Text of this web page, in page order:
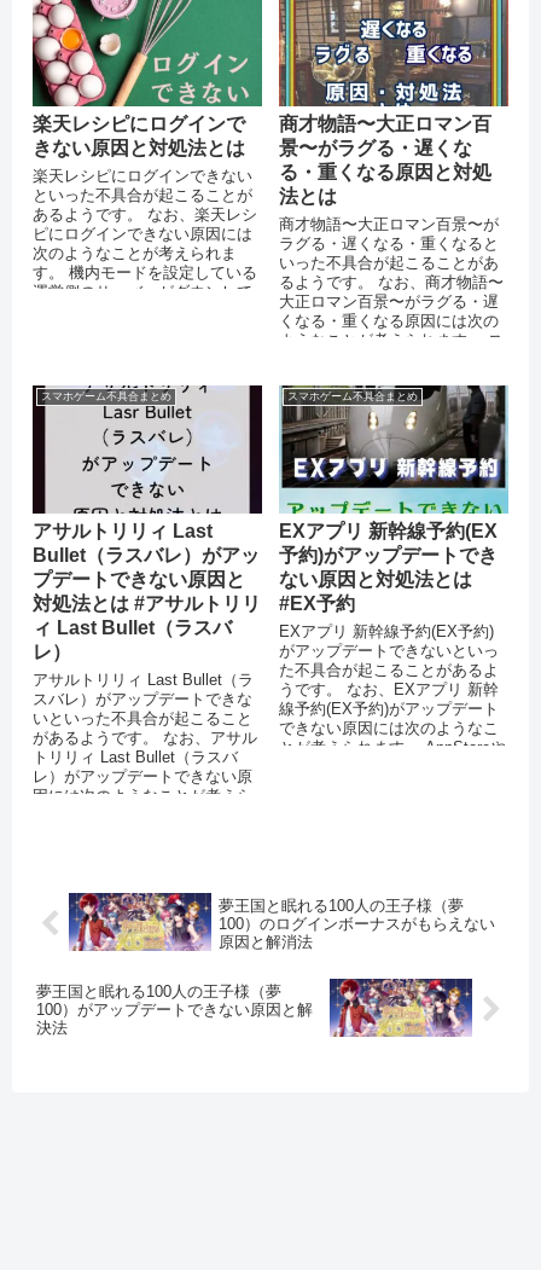
楽天レシピにログインで
きない原因と対処法とは
楽天レシピにログインできない
といった不具合が起こることが
あるようです。 なお、楽天レシ
ピにログインできない原因には
次のようなことが考えられま
す。 機内モードを設定している
運営側のサーバーがダウンして
商才物語〜大正ロマン百
景〜がラグる・遅くな
る・重くなる原因と対処
法とは
商才物語〜大正ロマン百景〜が
ラグる・遅くなる・重くなると
いった不具合が起こることがあ
るようです。 なお、商才物語〜
大正ロマン百景〜がラグる・遅
くなる・重くなる原因には次の
ようなことが考えられます。 ス
スマホゲーム不具合まとめ
アサルトリリィ Last
Bullet（ラスバレ）がアッ
プデートできない原因と
対処法とは #アサルトリリ
ィ Last Bullet（ラスバ
レ）
アサルトリリィ Last Bullet（ラ
スバレ）がアップデートできな
いといった不具合が起こること
があるようです。 なお、アサル
トリリィ Last Bullet（ラスバ
レ）がアップデートできない原
因には次のようなことが考えら
スマホゲーム不具合まとめ
EXアプリ 新幹線予約(EX
予約)がアップデートでき
ない原因と対処法とは
#EX予約
EXアプリ 新幹線予約(EX予約)
がアップデートできないといっ
た不具合が起こることがあるよ
うです。 なお、EXアプリ 新幹
線予約(EX予約)がアップデート
できない原因には次のようなこ
とが考えられます。 AppStoreや
夢王国と眠れる100人の王子様（夢
100）のログインボーナスがもらえない
原因と解消法
夢王国と眠れる100人の王子様（夢
100）がアップデートできない原因と解
決法